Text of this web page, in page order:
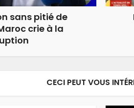
sans pitié de
crie à la
CECI PEUT VOUS